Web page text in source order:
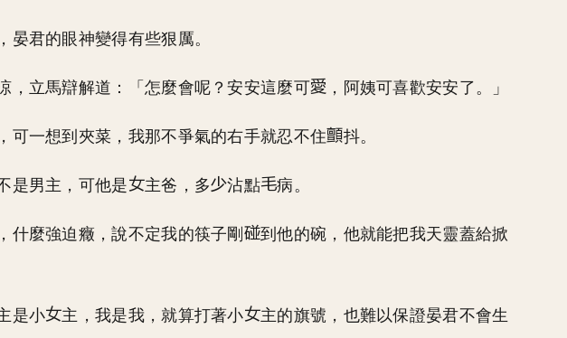
晏君的眼神變得有些狠厲。
，立馬辯解道：「怎麼會呢？安安這麼可 ，阿姨可喜歡安安了。」
可一想到夾菜，我那不爭氣的右手就忍不住 抖。
是男主，可他是 主爸，多 沾點 病。
什麼強迫癥，說不定我的筷子剛
到他的碗，他就能把我天靈蓋給掀
是小 主，我是我，就算打著小
主的旗號，也難以保證晏君不會生